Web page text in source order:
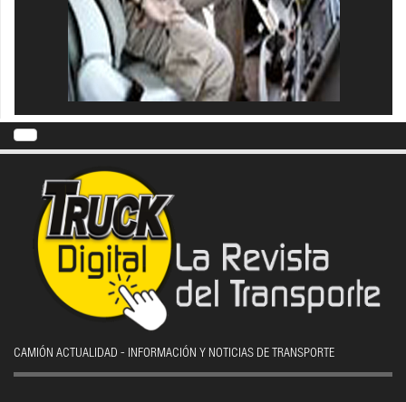
CAMIÓN ACTUALIDAD - INFORMACIÓN Y NOTICIAS DE TRANSPORTE